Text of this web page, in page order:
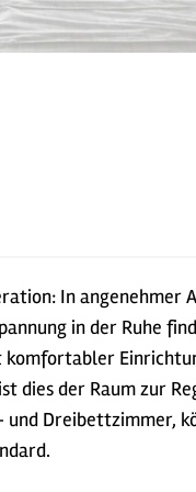
In angenehmer
in der Ruhe
dies der Raum zur
und Dreibettzimmer,